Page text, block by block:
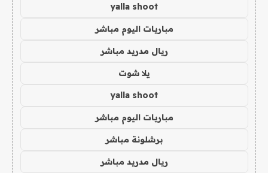
yalla shoot
مباريات اليوم مباشر
ريال مدريد مباشر
يلا شوت
yalla shoot
مباريات اليوم مباشر
برشلونة مباشر
ريال مدريد مباشر